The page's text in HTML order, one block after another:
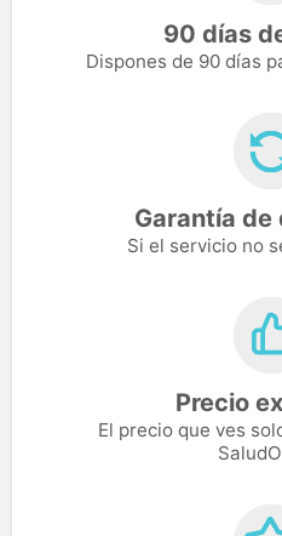
90 días
Dispones de 90 días
Garantía de
Si el servicio no
Precio
El precio que ves